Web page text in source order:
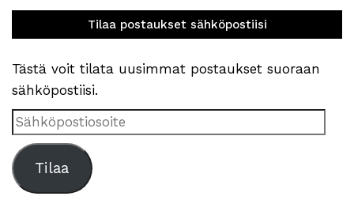
Tilaa postaukset sähköpostiisi
Tästä voit tilata uusimmat postaukset suoraan
sähköpostiisi.
Sähköpostiosoite
Tilaa